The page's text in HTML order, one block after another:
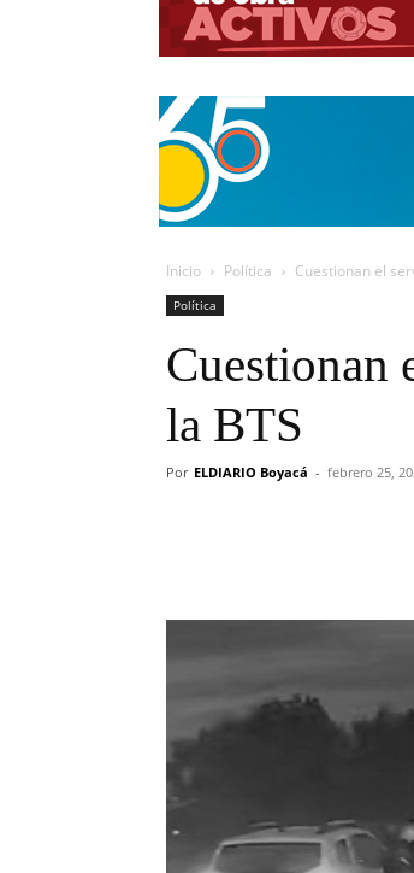
Inicio Política Cuestionan el
Política
Cuestionan
la BTS
Por ELDIARIO Boyacá - febrero 25,